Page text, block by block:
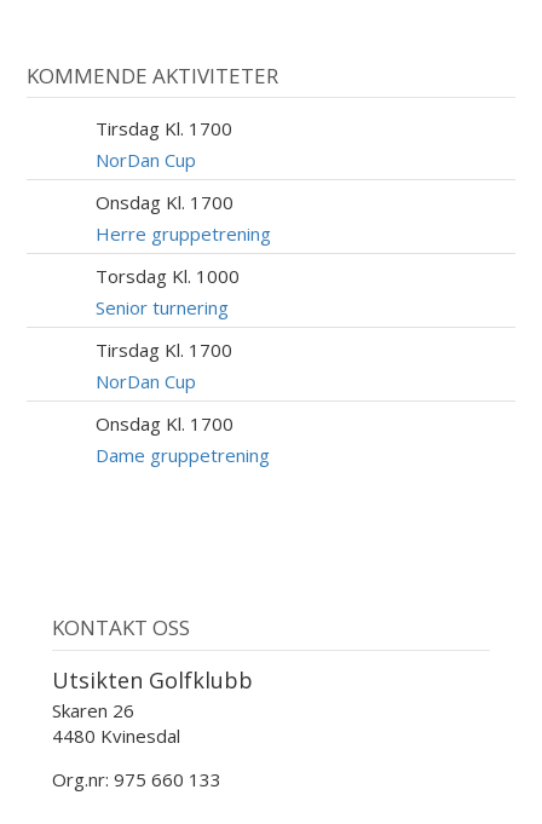
KOMMENDE AKTIVITETER
Tirsdag Kl. 1700
NorDan Cup
Onsdag Kl. 1700
Herre gruppetrening
Torsdag Kl. 1000
Senior turnering
Tirsdag Kl. 1700
NorDan Cup
Onsdag Kl. 1700
Dame gruppetrening
KONTAKT OSS
Utsikten Golfklubb
Skaren 26
4480 Kvinesdal
Org.nr: 975 660 133